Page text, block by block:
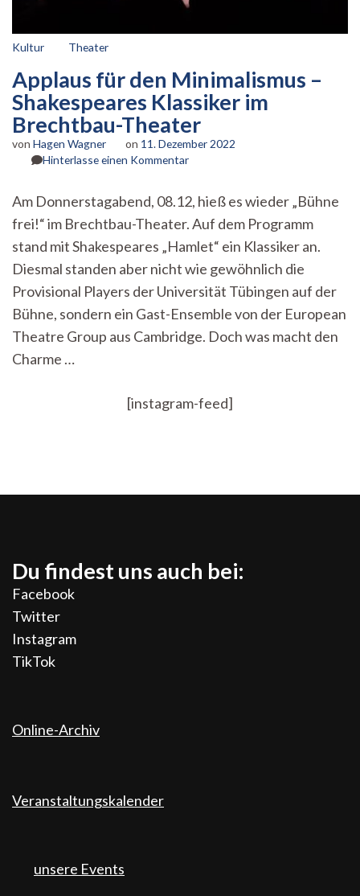
Kultur Theater
Applaus für den Minimalismus –
Shakespeares Klassiker im
Brechtbau-Theater
von Hagen Wagner on 11. Dezember 2022
Hinterlasse einen Kommentarzu
den
Minimalismus
Shakespeares
Klassiker
im
Theater
Am Donnerstagabend, 08.12, hieß es wieder „Bühne
frei!“ im Brechtbau-Theater. Auf dem Programm
stand mit Shakespeares „Hamlet“ ein Klassiker an.
Diesmal standen aber nicht wie gewöhnlich die
Provisional Players der Universität Tübingen auf der
Bühne, sondern ein Gast-Ensemble von der European
Theatre Group aus Cambridge. Doch was macht den
Charme …
[instagram-feed]
Du findest uns auch bei:
Facebook
Twitter
Instagram
TikTok
Online-Archiv
Veranstaltungskalender
unsere Events